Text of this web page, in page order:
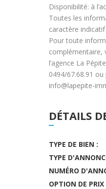
Disponibilité: à
Toutes les
caractère
Pour toute
complémentaire,
l’agence La
0494/67.68.91 ou
info@lapepite-
DÉTAILS
TYPE DE BIEN :
TYPE
NUMÉRO
OPTION DE PRIX